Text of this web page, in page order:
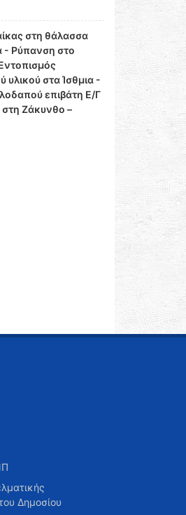
στη θάλασσα
- Ρύπανση στο
υλικού στα Ίσθμια -
επιβάτη Ε/Γ
στη Ζάκυνθο –
Δημοσίου